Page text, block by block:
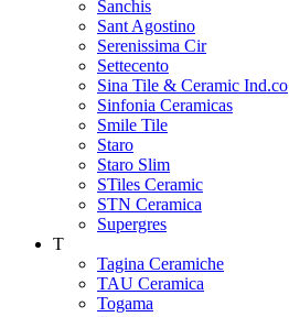
Sanchis
Sant Agostino
Serenissima Cir
Settecento
Sina Tile & Ceramic Ind.co
Sinfonia Ceramicas
Smile Tile
Staro
Staro Slim
STiles Ceramic
STN Ceramica
Supergres
T
Tagina Ceramiche
TAU Ceramica
Togama